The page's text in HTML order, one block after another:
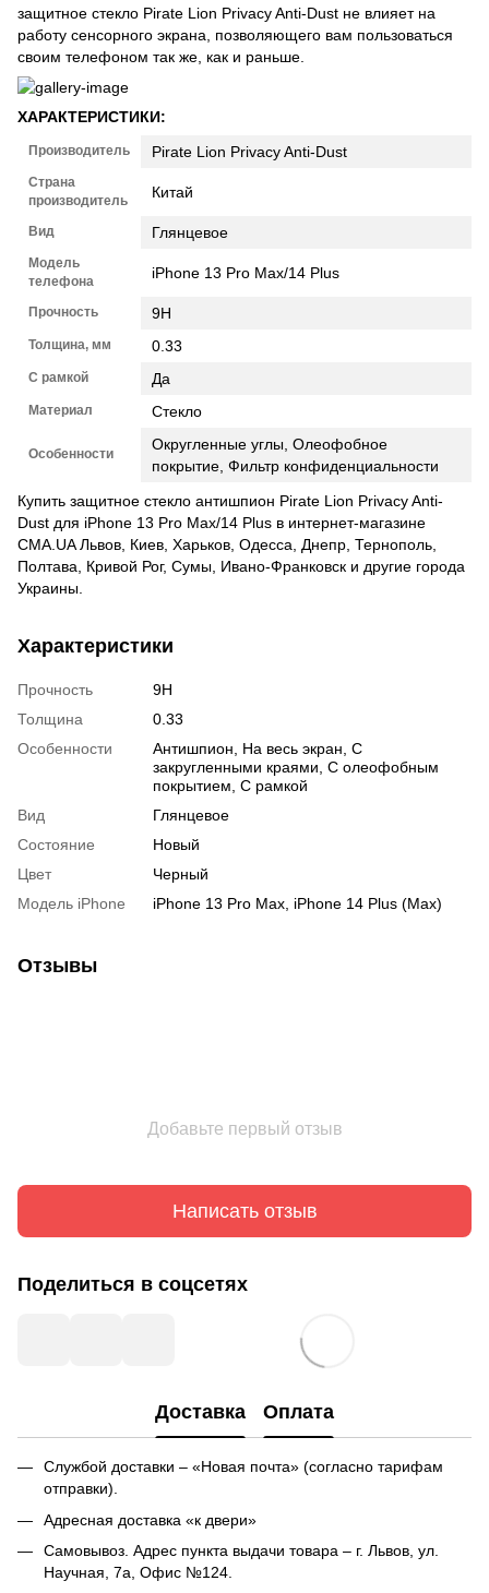
защитное стекло Pirate Lion Privacy Anti-Dust не влияет на
работу сенсорного экрана, позволяющего вам пользоваться
своим телефоном так же, как и раньше.
ХАРАКТЕРИСТИКИ:
Производитель Pirate Lion Privacy Anti-Dust
Страна
производитель
Китай
Вид Глянцевое
Модель
телефона
iPhone 13 Pro Max/14 Plus
Прочность 9H
Толщина, мм 0.33
С рамкой Да
Материал Стекло
Особенности
Округленные углы, Олеофобное
покрытие, Фильтр конфиденциальности
Купить защитное стекло антишпион Pirate Lion Privacy Anti-
Dust для iPhone 13 Pro Max/14 Plus в интернет-магазине
CMA.UA Львов, Киев, Харьков, Одесса, Днепр, Тернополь,
Полтава, Кривой Рог, Сумы, Ивано-Франковск и другие города
Украины.
Характеристики
Прочность
9H
Толщина
0.33
Особенности
Антишпион На весь экран С
закругленными краями С олеофобным
покрытием С рамкой
Вид
Глянцевое
Состояние
Новый
Цвет
Черный
Модель iPhone
iPhone 13 Pro Max, iPhone 14 Plus (Max)
Отзывы
Добавьте первый отзыв
Написать отзыв
Поделиться в соцсетях
Доставка Оплата
Службой доставки – «Новая почта» (согласно тарифам
отправки).
Адресная доставка «к двери»
Самовывоз. Адрес пункта выдачи товара – г. Львов, ул.
Научная, 7а, Офис №124.